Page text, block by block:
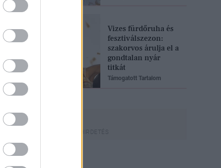
Vizes fürdőruha és
fesztiválszezon:
szakorvos árulja el a
gondtalan nyár
titkát
Támogatott Tartalom